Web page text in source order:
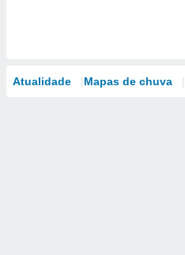
Atualidade Mapas de chuva